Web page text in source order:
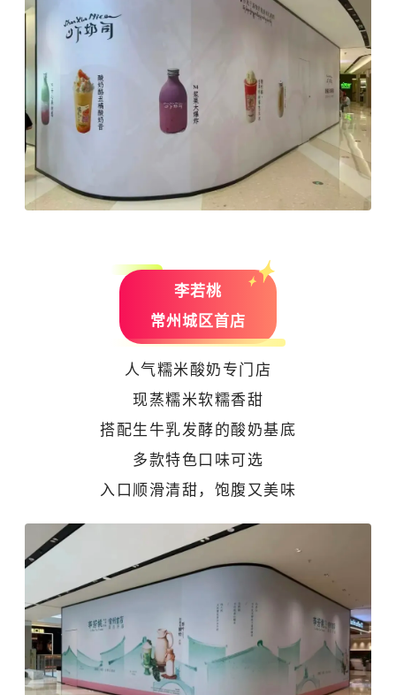
李若桃
常州城区首店
人气糯米酸奶专门店
现蒸糯米软糯香甜
搭配生牛乳发酵的酸奶基底
多款特色口味可选
入口顺滑清甜，饱腹又美味